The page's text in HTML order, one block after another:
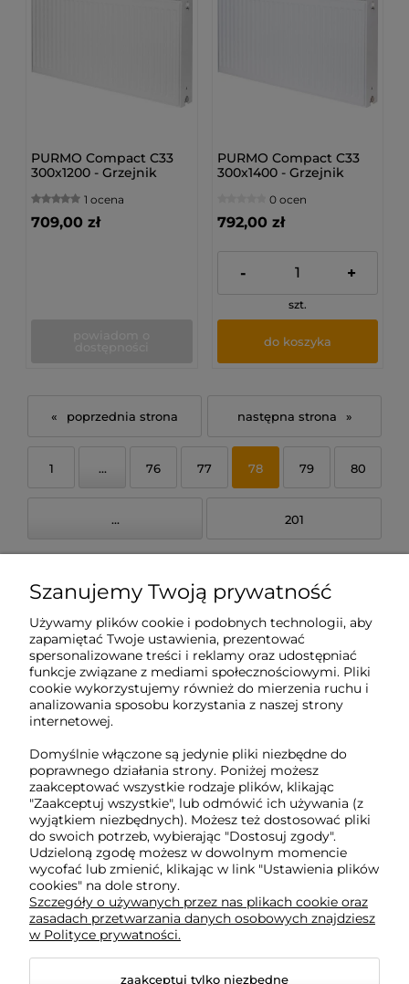
PURMO Compact C33
300x1200 - Grzejnik
1 ocena
709,00 zł
PURMO Compact C33
300x1400 - Grzejnik
0 ocen
792,00 zł
- +
szt.
do koszyka
«
1 ... 76 77 78 79 80
... 201
»
Sklep internetowy Tukado.pl
pn-pt: 08:00-16:00
791 063 018
biuro@tukado.pl
O nas
Obsługa klienta
Pomoc
Moje konto
Szanujemy Twoją prywatność
Używamy plików cookie i podobnych technologii, aby
zapamiętać Twoje ustawienia, prezentować
spersonalizowane treści i reklamy oraz udostępniać
funkcje związane z mediami społecznościowymi. Pliki
cookie wykorzystujemy również do mierzenia ruchu i
analizowania sposobu korzystania z naszej strony
internetowej.
Domyślnie włączone są jedynie pliki niezbędne do
poprawnego działania strony. Poniżej możesz
zaakceptować wszystkie rodzaje plików, klikając
"Zaakceptuj wszystkie", lub odmówić ich używania (z
wyjątkiem niezbędnych). Możesz też dostosować pliki
do swoich potrzeb, wybierając "Dostosuj zgody".
Udzieloną zgodę możesz w dowolnym momencie
wycofać lub zmienić, klikając w link "Ustawienia plików
cookies" na dole strony.
Szczegóły o używanych przez nas plikach cookie oraz
zasadach przetwarzania danych osobowych znajdziesz
w Polityce prywatności.
zaakceptuj tylko niezbędne